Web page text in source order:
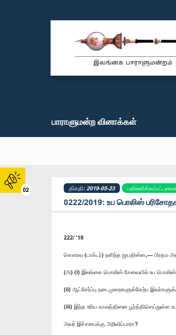
02
பாராளுமன்ற வினாக்கள்
திகதி: 2019-05-23
0222/2019: உப பொலிஸ்
222/ '18
கௌரவ (டாக்டர்) நளிந்த ஜயதிஸ்ஸ,— பிரதம
(அ) (i) இலங்கை பொலிஸ் சேவையில் உப
(ii) ஆட்சேர்ப்பு நடைமுறைகளுக்கேற்ப
(iii) இந்த உரிய காலத்தினை பூர்த்திசெய்துள்ள
அவர் இச்சபைக்கு அறிவிப்பாரா?